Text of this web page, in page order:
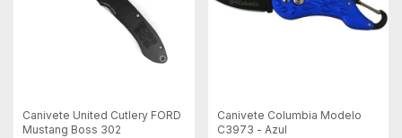
Canivete United Cutlery FORD
Mustang Boss 302
Canivete Columbia Modelo
C3973 - Azul